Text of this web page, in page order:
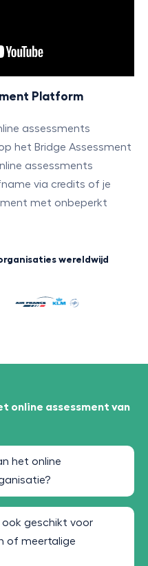
Platform
assessments
het Bridge Assessment
assessments
via credits of je
met onbeperkt
wereldwijd
online assessment van
het online
ook geschikt voor
of meertalige